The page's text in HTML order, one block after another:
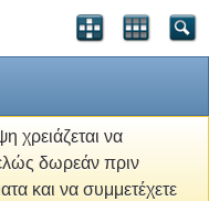
χρειάζεται να
δωρεάν πριν
και να συμμετέχετε